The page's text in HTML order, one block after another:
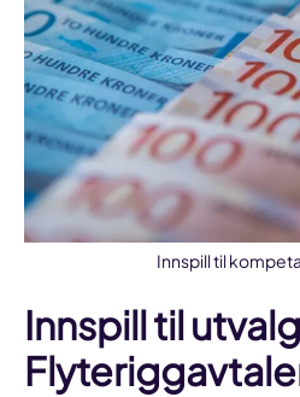
Innspill til
Innspill til